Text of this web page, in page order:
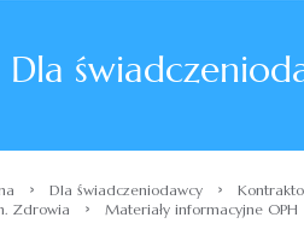
Dla
› Dla świadczeniodawcy ›
Zdrowia
› Materiały informacyjne OPH